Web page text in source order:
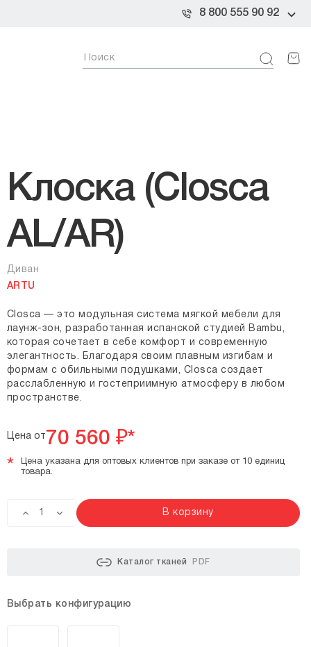
8 800 555 90 92
Клоска (Closca
AL/AR)
Диван
ARTU
Closca — это модульная система мягкой мебели для
лаунж-зон, разработанная испанской студией Bambu,
которая сочетает в себе комфорт и современную
элегантность. Благодаря своим плавным изгибам и
формам с обильными подушками, Closca создает
расслабленную и гостеприимную атмосферу в любом
пространстве.
Цена от 70 560 ₽*
*
Цена указана для оптовых клиентов при заказе от 10 единиц
товара.
В корзину
Каталог тканей PDF
Выбрать конфигурацию